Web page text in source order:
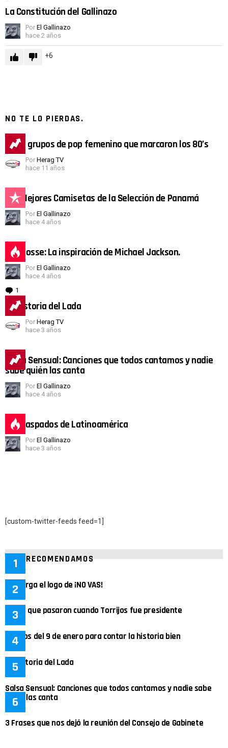
La Constitución del Gallinazo
Por El Gallinazo
hace 2 años
6
NO TE LO PIERDAS.
Los 4 grupos de pop femenino que marcaron los 80’s
Por Herag TV
hace 11 años
Las Mejores Camisetas de la Selección de Panamá
Por El Gallinazo
hace 4 años
Bob Fosse: La inspiración de Michael Jackson.
Por El Gallinazo
hace 4 años
1
La historia del Lada
Por Herag TV
hace 3 años
Salsa Sensual: Canciones que todos cantamos y nadie
sabe quién las canta
Por El Gallinazo
hace 4 años
Los Raspados de Latinoamérica
Por El Gallinazo
hace 3 años
[custom-twitter-feeds feed=1]
TE RECOMENDAMOS
Descarga el logo de ¡NO VAS!
Cosas que pasaron cuando Torrijos fue presidente
5 datos del 9 de enero para contar la historia bien
La historia del Lada
Salsa Sensual: Canciones que todos cantamos y nadie sabe
quién las canta
3 Frases que nos dejó la reunión del Consejo de Gabinete